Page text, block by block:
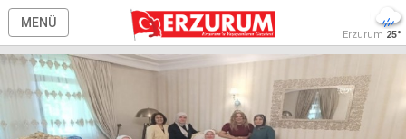
MENÜ
Erzurum 25°